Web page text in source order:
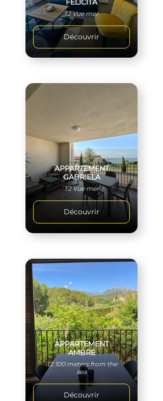
FELICÍTA
T2 Vue mer
Découvrir
APPARTEMENT
GABRIELA
T2 Vue mer
Découvrir
APPARTEMENT
AMBRE
T2 100 meters from the
sea
Découvrir